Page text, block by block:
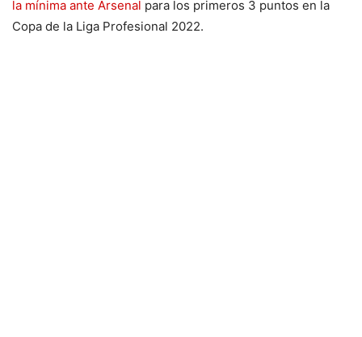
la mínima ante Arsenal para los primeros 3 puntos en la
Copa de la Liga Profesional 2022.